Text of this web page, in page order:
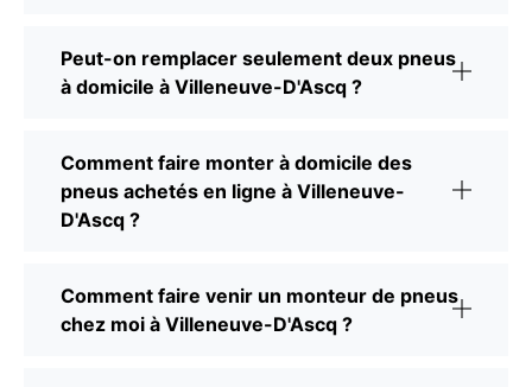
Peut-on remplacer seulement deux pneus
à domicile à Villeneuve-D'Ascq ?
Comment faire monter à domicile des
pneus achetés en ligne à Villeneuve-
D'Ascq ?
Comment faire venir un monteur de pneus
chez moi à Villeneuve-D'Ascq ?